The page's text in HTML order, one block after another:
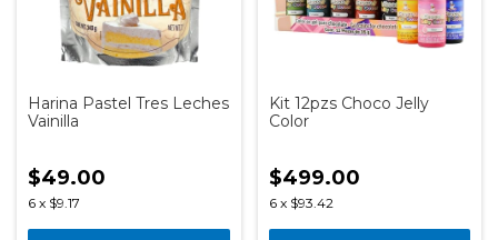
Harina Pastel Tres Leches
Vainilla
$49.00
6 x $9.17
Kit 12pzs Choco Jelly
Color
$499.00
6 x $93.42